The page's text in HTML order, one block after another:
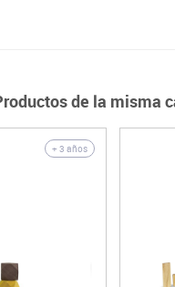
de la misma
+ 3 años